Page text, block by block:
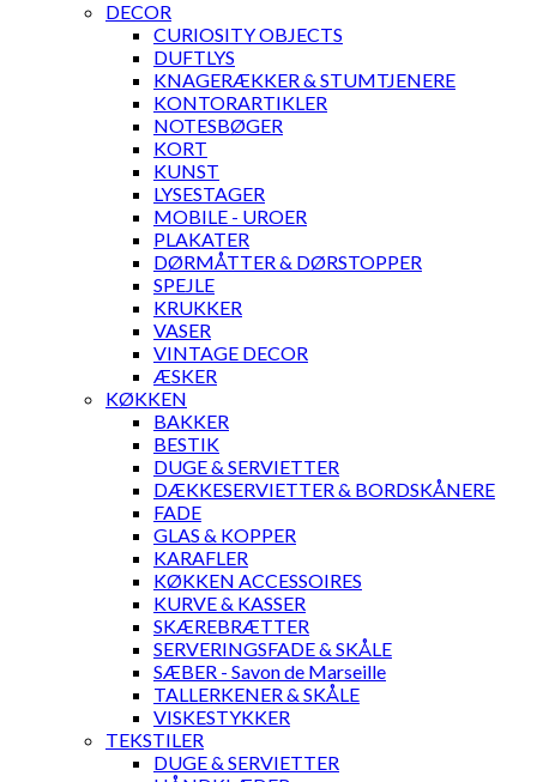
DECOR
CURIOSITY OBJECTS
DUFTLYS
KNAGERÆKKER & STUMTJENERE
KONTORARTIKLER
NOTESBØGER
KORT
KUNST
LYSESTAGER
MOBILE - UROER
PLAKATER
DØRMÅTTER & DØRSTOPPER
SPEJLE
KRUKKER
VASER
VINTAGE DECOR
ÆSKER
KØKKEN
BAKKER
BESTIK
DUGE & SERVIETTER
DÆKKESERVIETTER & BORDSKÅNERE
FADE
GLAS & KOPPER
KARAFLER
KØKKEN ACCESSOIRES
KURVE & KASSER
SKÆREBRÆTTER
SERVERINGSFADE & SKÅLE
SÆBER - Savon de Marseille
TALLERKENER & SKÅLE
VISKESTYKKER
TEKSTILER
DUGE & SERVIETTER